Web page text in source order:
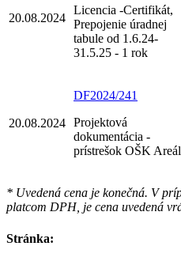
20.08.2024
Licencia -Certifikát,
Prepojenie úradnej
tabule od 1.6.24-
31.5.25 - 1 rok
20.08.2024
DF2024/241
Projektová
dokumentácia -
prístrešok OŠK Areál
* Uvedená cena je konečná. V
platcom DPH, je cena uvedená
Stránka: